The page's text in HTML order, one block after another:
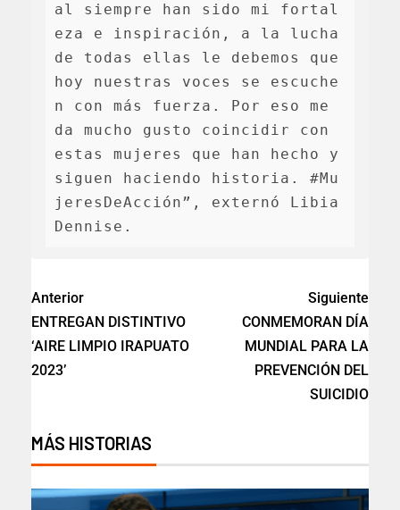
al siempre han sido mi fortal
eza e inspiración, a la lucha
de todas ellas le debemos que
hoy nuestras voces se escuche
n con más fuerza. Por eso me
da mucho gusto coincidir con
estas mujeres que han hecho y
siguen haciendo historia. #Mu
jeresDeAcción”, externó Libia
Dennise.
Anterior
ENTREGAN DISTINTIVO
‘AIRE LIMPIO IRAPUATO
2023’
Siguiente
CONMEMORAN DÍA
MUNDIAL PARA LA
PREVENCIÓN DEL
SUICIDIO
MÁS HISTORIAS